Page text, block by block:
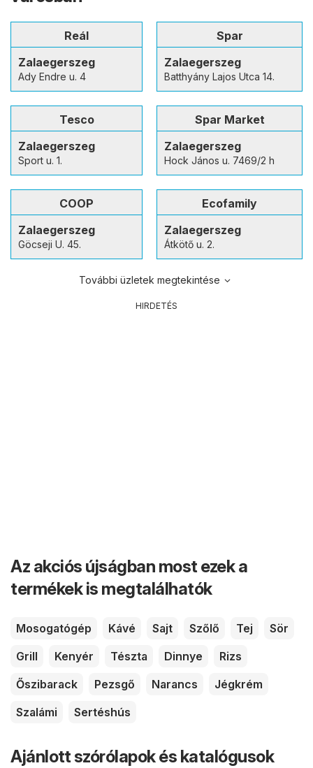
Reál
Zalaegerszeg
Ady Endre u. 4
Spar
Zalaegerszeg
Batthyány Lajos Utca 14.
Tesco
Zalaegerszeg
Sport u. 1.
Spar Market
Zalaegerszeg
Hock János u. 7469/2 h
COOP
Zalaegerszeg
Göcseji U. 45.
Ecofamily
Zalaegerszeg
Átkötő u. 2.
További üzletek megtekintése
HIRDETÉS
Az akciós újságban most ezek a
termékek is megtalálhatók
Mosogatógép Kávé Sajt Szőlő Tej
Sör
Grill
Kenyér Tészta Dinnye
Rizs
Őszibarack
Pezsgő Narancs
Jégkrém
Szalámi
Sertéshús
Ajánlott szórólapok és katalógusok